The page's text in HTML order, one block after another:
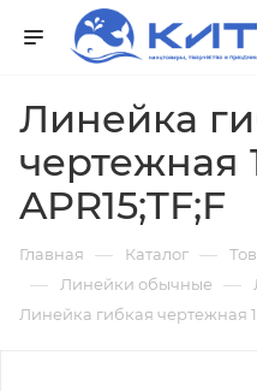
Линейка
чертежная
APR15;TF;F
Главная — Каталог —
— Линейки обычные —
Линейка гибкая чертежная